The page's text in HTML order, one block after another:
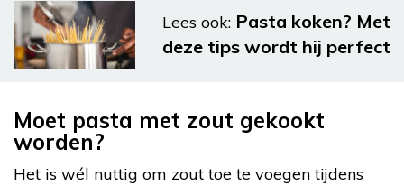
Lees ook: Pasta koken? Met
deze tips wordt hij perfect
Moet pasta met zout gekookt
worden?
Het is wél nuttig om zout toe te voegen tijdens